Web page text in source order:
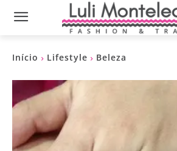
Início Lifestyle Beleza